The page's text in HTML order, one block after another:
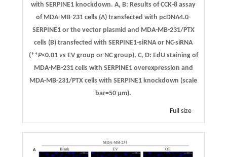
with SERPINE1 knockdown.A,B: Results of CCK-8 assay
of MDA-MB-231 cells (A) transfected with pcDNA4.0-
SERPINE1 or the vector plasmid and MDA-MB-231/PTX
cells (B) transfected with SERPINE1-siRNA or NC-siRNA
(**P<0.01 vsEV group or NC group). C, D: EdU staining of
MDA-MB-231 cells with SERPINE1 overexpression and
MDA-MB-231/PTX cells with SERPINE1 knockdown (scale
bar=50 μm).
Full size